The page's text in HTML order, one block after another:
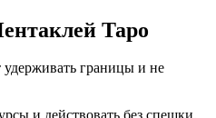
Таро
удерживать границы и не